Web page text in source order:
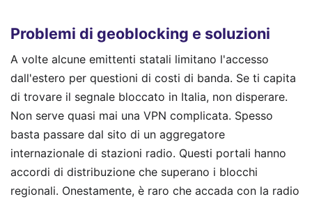
Problemi di geoblocking e soluzioni
A volte alcune emittenti statali limitano l'accesso
dall'estero per questioni di costi di banda. Se ti capita
di trovare il segnale bloccato in Italia, non disperare.
Non serve quasi mai una VPN complicata. Spesso
basta passare dal sito di un aggregatore
internazionale di stazioni radio. Questi portali hanno
accordi di distribuzione che superano i blocchi
regionali. Onestamente, è raro che accada con la radio